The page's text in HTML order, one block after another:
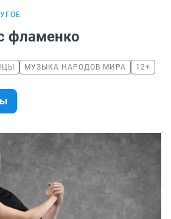
фламенко
МУЗЫКА НАРОДОВ МИРА 12+